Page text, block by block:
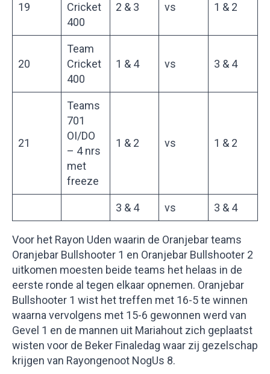
19
Cricket
400
2 & 3 vs 1 & 2
20
Team
Cricket
400
1 & 4 vs 3 & 4
21
Teams
701
OI/DO
– 4 nrs
met
freeze
1 & 2 vs 1 & 2
3 & 4 vs 3 & 4
Voor het Rayon Uden waarin de Oranjebar teams
Oranjebar Bullshooter 1 en Oranjebar Bullshooter 2
uitkomen moesten beide teams het helaas in de
eerste ronde al tegen elkaar opnemen. Oranjebar
Bullshooter 1 wist het treffen met 16-5 te winnen
waarna vervolgens met 15-6 gewonnen werd van
Gevel 1 en de mannen uit Mariahout zich geplaatst
wisten voor de Beker Finaledag waar zij gezelschap
krijgen van Rayongenoot NogUs 8.